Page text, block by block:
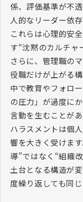
係、評価基準が不
人的なリーダー依存
これらは心理的安
す“沈黙のカルチャ
さらに、管理職の
役職だけが上がる
中で教育やフォロ
の圧力」が過度に
言動を生むことがあ
ハラスメントは個
響を大きく受けま
導”ではなく“組織
土台となる構造が
度繰り返しても同